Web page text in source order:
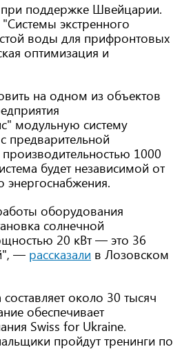
поддержке Швейцарии.
экстренного
воды для прифронтовых
оптимизация и
на одном из объектов
модульную систему
предварительной
1000
будет независимой от
энергоснабжения.
оборудования
солнечной
20 кВт — это 36
— рассказали в Лозовском
около 30 тысяч
обеспечивает
Swiss for Ukraine.
пройдут тренинги по